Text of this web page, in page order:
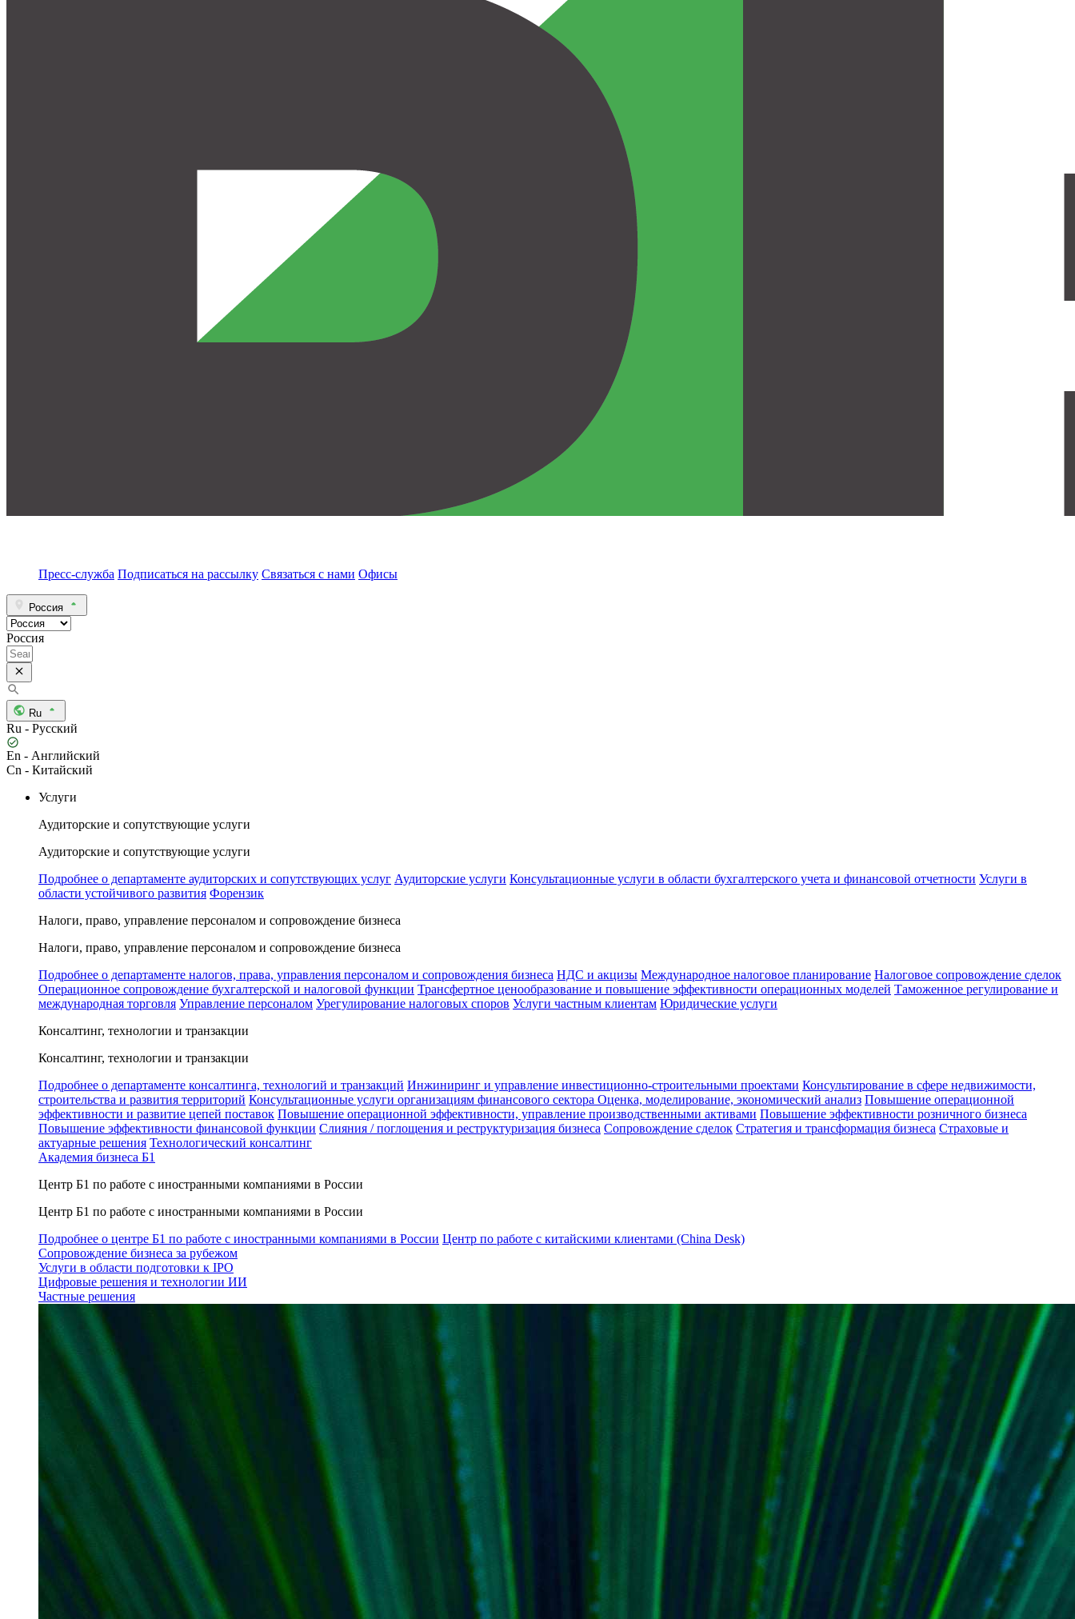
Пресс-служба Подписаться на рассылку Связаться с нами Офисы
Россия
Россия
Ru
Ru - Русский
En - Английский
Cn - Китайский
Услуги
Аудиторские и сопутствующие услуги
Аудиторские и сопутствующие услуги
Подробнее о департаменте аудиторских и сопутствующих услуг Аудиторские услуги Консультационные услуги в области бухгалтерского учета и финансовой отчетности Услуги в
области устойчивого развития Форензик
Налоги, право, управление персоналом и сопровождение бизнеса
Налоги, право, управление персоналом и сопровождение бизнеса
Подробнее о департаменте налогов, права, управления персоналом и сопровождения бизнеса НДС и акцизы Международное налоговое планирование Налоговое сопровождение сделок
Операционное сопровождение бухгалтерской и налоговой функции Трансфертное ценообразование и повышение эффективности операционных моделей Таможенное регулирование и
международная торговля Управление персоналом Урегулирование налоговых споров Услуги частным клиентам Юридические услуги
Консалтинг, технологии и транзакции
Консалтинг, технологии и транзакции
Подробнее о департаменте консалтинга, технологий и транзакций Инжиниринг и управление инвестиционно-строительными проектами Консультирование в сфере недвижимости,
строительства и развития территорий Консультационные услуги организациям финансового сектора Оценка, моделирование, экономический анализ Повышение операционной
эффективности и развитие цепей поставок Повышение операционной эффективности, управление производственными активами Повышение эффективности розничного бизнеса
Повышение эффективности финансовой функции Слияния / поглощения и реструктуризация бизнеса Сопровождение сделок Стратегия и трансформация бизнеса Страховые и
актуарные решения Технологический консалтинг
Академия бизнеса Б1
Центр Б1 по работе с иностранными компаниями в России
Центр Б1 по работе с иностранными компаниями в России
Подробнее о центре Б1 по работе с иностранными компаниями в России Центр по работе с китайскими клиентами (China Desk)
Сопровождение бизнеса за рубежом
Услуги в области подготовки к IPO
Цифровые решения и технологии ИИ
Частные решения